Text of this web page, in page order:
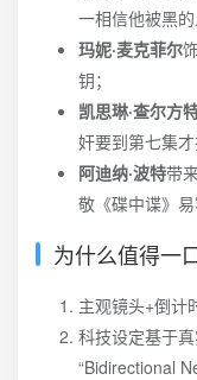
一相信他被黑的
玛妮·麦克菲尔
钥；
凯思琳·查尔方
奸要到第七集才
阿迪纳·波特带
敬《碟中谍》易
为什么值得一
主观镜头+倒计
科技设定基于
“Bidirectional